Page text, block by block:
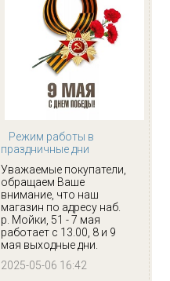
Режим работы в
праздничные дни
Уважаемые покупатели,
обращаем Ваше
внимание, что наш
магазин по адресу наб.
р. Мойки, 51 - 7 мая
работает с 13.00, 8 и 9
мая выходные дни.
2025-05-06 16:42